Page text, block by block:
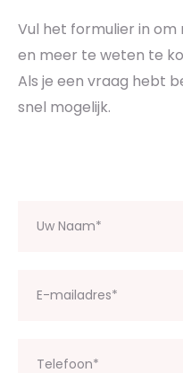
Vul het formulier in
en meer te weten te
Als je een vraag hebt
snel mogelijk.